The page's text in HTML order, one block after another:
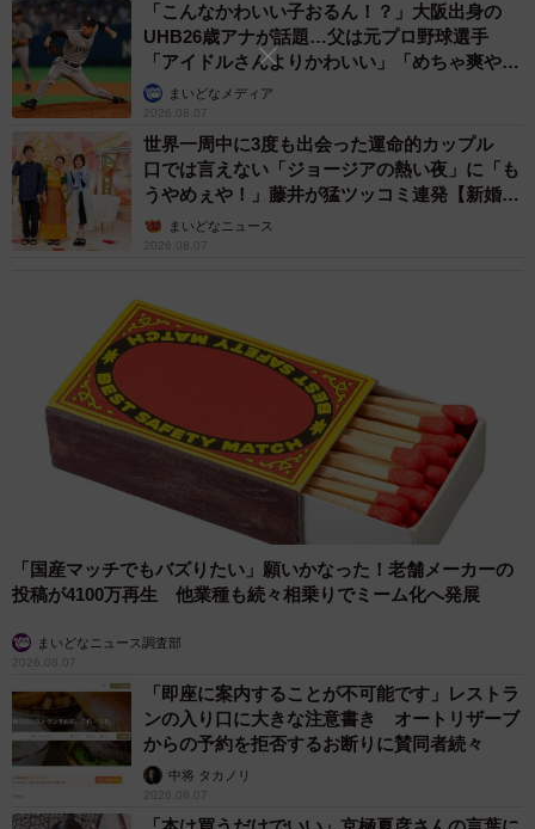
4/16
免許証の写真の変遷 /Ohishiさん（@tyatyamaru_jijimaru_warabi）提供
倒産、リストラ…それでも夢をあきらめず
しかしその後も、試練は続きました。30歳のとき、10年勤
めた土木会社が突如倒産。再就職した先でも、11月にリス
トラに遭いました。そこで独立を決意し、広島で事業を始
「子どもとは毎日テレビ電話で話すのみで、『これじゃい
けない…』と思って1年後に島根に帰り、土木会社に就職し
ました」
そこで一度は会社員に戻ったものの、夢を諦めきれず、35
歳で再び独立。現在は、従業員2人を含む3人で会社を切り
います。
「こんなかわいい子おるん！？」大阪出身の
UHB26歳アナが話題…父は元プロ野球選手
「アイドルさんよりかわいい」「めちゃ爽や
か」まいどなメディア
2026.08.07
世界一周中に3度も出会った運命的カップル
口では言えない「ジョージアの熱い夜」に「も
うやめぇや！」藤井が猛ツッコミ連発【新婚さ
ん】まいどなニュース
2026.08.07
「国産マッチでもバズりたい」願いかなった！老舗メーカーの
投稿が4100万再生 他業種も続々相乗りでミーム化へ発展
まいどなニュース調査部
2026.08.07
「即座に案内することが不可能です」レストラ
ンの入り口に大きな注意書き オートリザーブ
からの予約を拒否するお断りに賛同者続々
中将 タカノリ
2026.08.07